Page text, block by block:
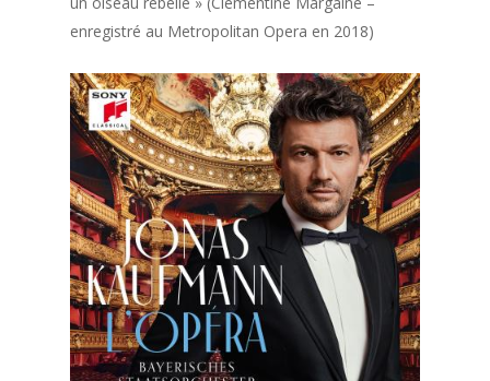
enregistré au Metropolitan Opera en 2018)